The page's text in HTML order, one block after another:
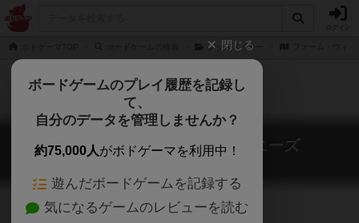
グッズメイカー
ファーム・ウィズ・ブラウニーズ
Firm with Brownies
閉じる
ボードゲームのプレイ履歴を記録し
て、
自分のデータを管理しませんか？
約75,000人がボドゲーマを利用中！
遊んだボードゲームを記録する
気になるゲームのレビューを読む